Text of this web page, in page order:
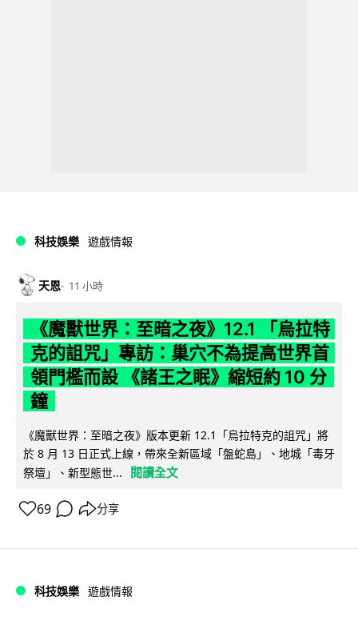
科技娛樂 遊戲情報
天恩 11 小時
《魔獸世界：至暗之夜》12.1 「烏拉特
克的詛咒」專訪：巢穴不為提高世界首
領門檻而設 《諸王之眠》縮短約 10 分
鐘
《魔獸世界：至暗之夜》版本更新 12.1「烏拉特克的詛咒」將
於 8 月 13 日正式上線，帶來全新區域「盤蛇島」、地城「毒牙
祭壇」、新型態世...
閱讀全文
69 分享
科技娛樂 遊戲情報